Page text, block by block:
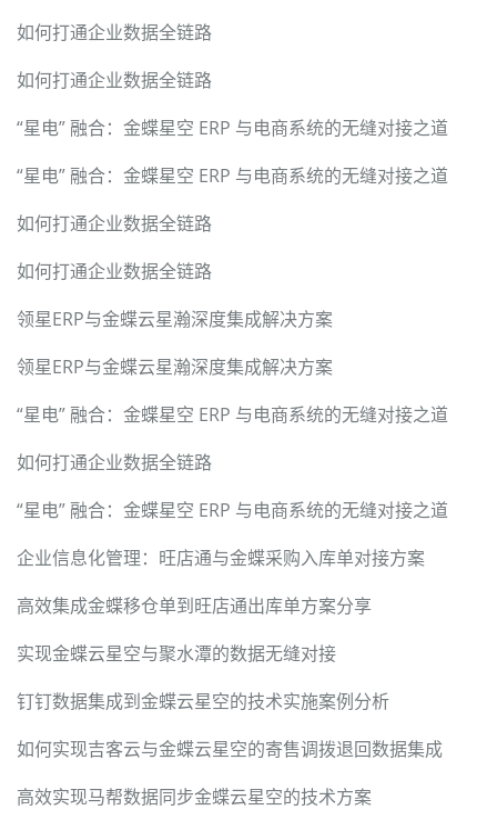
如何打通企业数据全链路
如何打通企业数据全链路
“星电” 融合：金蝶星空 ERP 与电商系统的无缝对接之道
“星电” 融合：金蝶星空 ERP 与电商系统的无缝对接之道
如何打通企业数据全链路
如何打通企业数据全链路
领星ERP与金蝶云星瀚深度集成解决方案
领星ERP与金蝶云星瀚深度集成解决方案
“星电” 融合：金蝶星空 ERP 与电商系统的无缝对接之道
如何打通企业数据全链路
“星电” 融合：金蝶星空 ERP 与电商系统的无缝对接之道
企业信息化管理：旺店通与金蝶采购入库单对接方案
高效集成金蝶移仓单到旺店通出库单方案分享
实现金蝶云星空与聚水潭的数据无缝对接
钉钉数据集成到金蝶云星空的技术实施案例分析
如何实现吉客云与金蝶云星空的寄售调拨退回数据集成
高效实现马帮数据同步金蝶云星空的技术方案